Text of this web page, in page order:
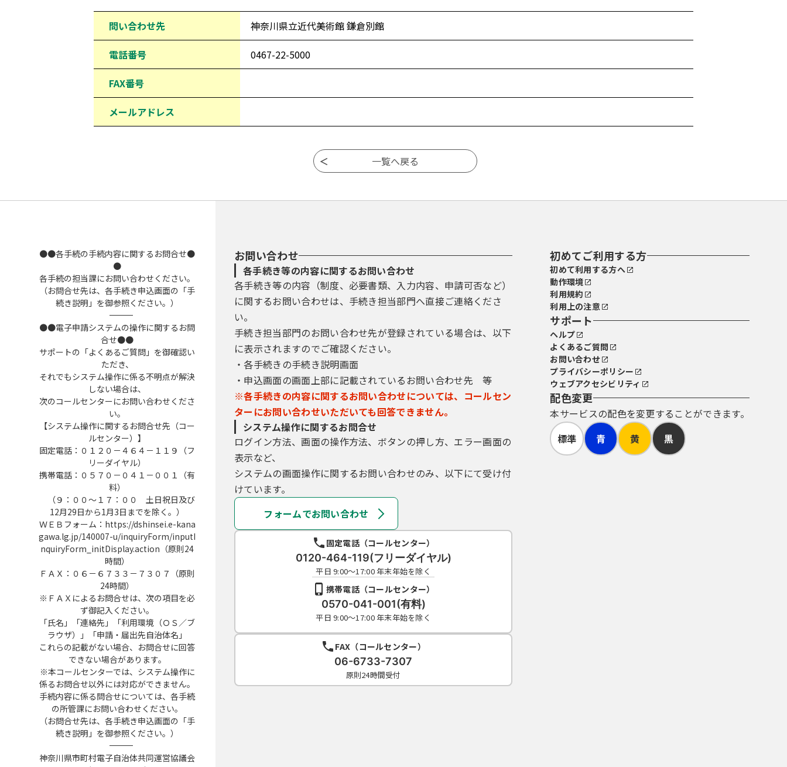
問い合わせ先 神奈川県立近代美術館 鎌倉別館
電話番号 0467-22-5000
FAX番号
メールアドレス
●●各手続の手続内容に関するお問合せ●
●
各手続の担当課にお問い合わせください。
（お問合せ先は、各手続き申込画面の「手
続き説明」を御参照ください。）
――――――――――――――――――――――――――――――――――――――――――――――――――
●●電子申請システムの操作に関するお問
合せ●●
サポートの「よくあるご質問」を御確認い
ただき、
それでもシステム操作に係る不明点が解決
しない場合は、
次のコールセンターにお問い合わせくださ
い。
【システム操作に関するお問合せ先（コー
ルセンター）】
固定電話：０１２０－４６４－１１９（フ
リーダイヤル）
携帯電話：０５７０－０４１－００１（有
料）
（９：００～１７：００ 土日祝日及び
12月29日から1月3日までを除く。）
ＷＥＢフォーム：https://dshinsei.e-kana
gawa.lg.jp/140007-u/inquiryForm/inputI
nquiryForm_initDisplay.action（原則24
時間）
ＦＡＸ：０６－６７３３－７３０７（原則
24時間）
※ＦＡＸによるお問合せは、次の項目を必
ず御記入ください。
「氏名」「連絡先」「利用環境（ＯＳ／ブ
ラウザ）」「申請・届出先自治体名」
これらの記載がない場合、お問合せに回答
できない場合があります。
※本コールセンターでは、システム操作に
係るお問合せ以外には対応ができません。
手続内容に係る問合せについては、各手続
の所管課にお問い合わせください。
（お問合せ先は、各手続き申込画面の「手
続き説明」を御参照ください。）
――――――――――――――――――――――――――――――――――――――――――――――――――
神奈川県市町村電子自治体共同運営協議会
お問い合わせ
各手続き等の内容に関するお問い合わせ
各手続き等の内容（制度、必要書類、入力内容、申請可否など）
に関するお問い合わせは、手続き担当部門へ直接ご連絡くださ
い。
手続き担当部門のお問い合わせ先が登録されている場合は、以下
に表示されますのでご確認ください。
・各手続きの手続き説明画面
・申込画面の画面上部に記載されているお問い合わせ先 等
※各手続きの内容に関するお問い合わせについては、コールセン
ターにお問い合わせいただいても回答できません。
システム操作に関するお問合せ
ログイン方法、画面の操作方法、ボタンの押し方、エラー画面の
表示など、
システムの画面操作に関するお問い合わせのみ、以下にて受け付
けています。
フォームでお問い合わせ
固定電話（コールセンター）
0120-464-119(フリーダイヤル)
平日 9:00～17:00 年末年始を除く
携帯電話（コールセンター）
0570-041-001(有料)
平日 9:00～17:00 年末年始を除く
FAX（コールセンター）
06-6733-7307
原則24時間受付
初めてご利用する方
初めて利用する方へ
動作環境
利用規約
利用上の注意
サポート
ヘルプ
よくあるご質問
お問い合わせ
プライバシーポリシー
ウェブアクセシビリティ
配色変更
本サービスの配色を変更することができます。
標準
青 黄 黒